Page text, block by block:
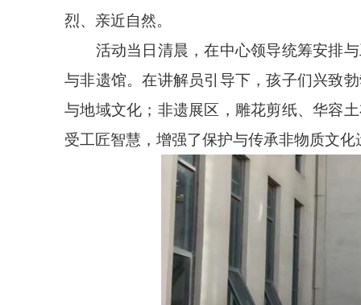
烈、亲近自然。
活动当日清晨，在中心领导统筹安排与
与非遗馆。在讲解员引导下，孩子们兴致
与地域文化；非遗展区，雕花剪纸、华容
受工匠智慧，增强了保护与传承非物质文化